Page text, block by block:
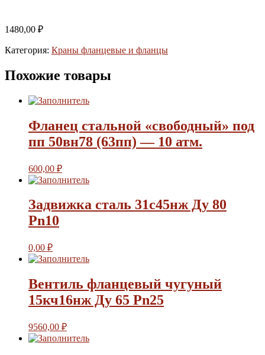
1480,00 ₽
Категория: Краны фланцевые и фланцы
Похожие товары
Фланец стальной «свободный» под
пп 50вн78 (63пп) — 10 атм.
600,00 ₽
Задвижка сталь 31с45нж Ду 80
Pn10
0,00 ₽
Вентиль фланцевый чугуный
15кч16нж Ду 65 Pn25
9560,00 ₽